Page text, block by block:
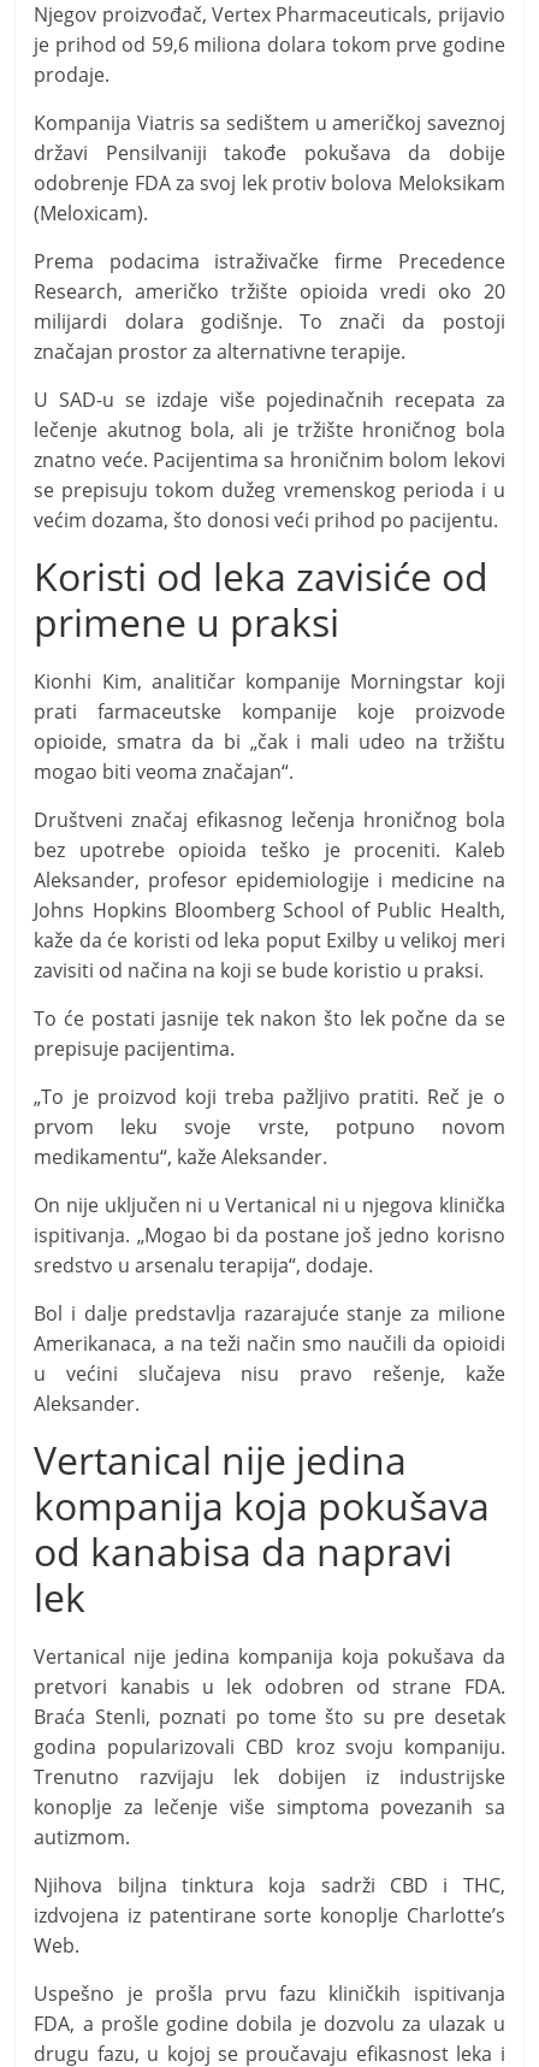
Njegov proizvođač, Vertex Pharmaceuticals, prijavio
je prihod od 59,6 miliona dolara tokom prve godine
prodaje.
Kompanija Viatris sa sedištem u američkoj saveznoj
državi Pensilvaniji takođe pokušava da dobije
odobrenje FDA za svoj lek protiv bolova Meloksikam
(Meloxicam).
Prema podacima istraživačke firme Precedence
Research, američko tržište opioida vredi oko 20
milijardi dolara godišnje. To znači da postoji
značajan prostor za alternativne terapije.
U SAD-u se izdaje više pojedinačnih recepata za
lečenje akutnog bola, ali je tržište hroničnog bola
znatno veće. Pacijentima sa hroničnim bolom lekovi
se prepisuju tokom dužeg vremenskog perioda i u
većim dozama, što donosi veći prihod po pacijentu.
Koristi od leka zavisiće od
primene u praksi
Kionhi Kim, analitičar kompanije Morningstar koji
prati farmaceutske kompanije koje proizvode
opioide, smatra da bi „čak i mali udeo na tržištu
mogao biti veoma značajan“.
Društveni značaj efikasnog lečenja hroničnog bola
bez upotrebe opioida teško je proceniti. Kaleb
Aleksander, profesor epidemiologije i medicine na
Johns Hopkins Bloomberg School of Public Health,
kaže da će koristi od leka poput Exilby u velikoj meri
zavisiti od načina na koji se bude koristio u praksi.
To će postati jasnije tek nakon što lek počne da se
prepisuje pacijentima.
„To je proizvod koji treba pažljivo pratiti. Reč je o
prvom leku svoje vrste, potpuno novom
medikamentu“, kaže Aleksander.
On nije uključen ni u Vertanical ni u njegova klinička
ispitivanja. „Mogao bi da postane još jedno korisno
sredstvo u arsenalu terapija“, dodaje.
Bol i dalje predstavlja razarajuće stanje za milione
Amerikanaca, a na teži način smo naučili da opioidi
u većini slučajeva nisu pravo rešenje, kaže
Aleksander.
Vertanical nije jedina
kompanija koja pokušava
od kanabisa da napravi
lek
Vertanical nije jedina kompanija koja pokušava da
pretvori kanabis u lek odobren od strane FDA.
Braća Stenli, poznati po tome što su pre desetak
godina popularizovali CBD kroz svoju kompaniju.
Trenutno razvijaju lek dobijen iz industrijske
konoplje za lečenje više simptoma povezanih sa
autizmom.
Njihova biljna tinktura koja sadrži CBD i THC,
izdvojena iz patentirane sorte konoplje Charlotte’s
Web.
Uspešno je prošla prvu fazu kliničkih ispitivanja
FDA, a prošle godine dobila je dozvolu za ulazak u
drugu fazu, u kojoj se proučavaju efikasnost leka i